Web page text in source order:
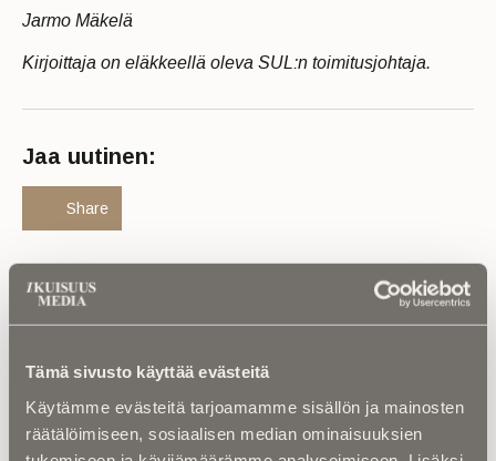
Tämä sivusto käyttää evästeitä
Käytämme evästeitä tarjoamamme sisällön ja mainosten
räätälöimiseen, sosiaalisen median ominaisuuksien
Jarmo Mäkelä
Kirjoittaja on eläkkeellä oleva SUL:n toimitusjohtaja.
Jaa uutinen:
Share
Haluatko julkaista
julkaisemme sen Ikuisuusmediassa ilmaiseksi.